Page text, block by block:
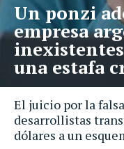
El juicio por la
desarrollistas
dólares a un
Un ponzi
empresa
una estafa